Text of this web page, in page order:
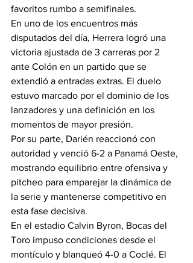
favoritos rumbo a semifinales.
En uno de los encuentros más
disputados del día, Herrera logró una
victoria ajustada de 3 carreras por 2
ante Colón en un partido que se
extendió a entradas extras. El duelo
estuvo marcado por el dominio de los
lanzadores y una definición en los
momentos de mayor presión.
Por su parte, Darién reaccionó con
autoridad y venció 6-2 a Panamá Oeste,
mostrando equilibrio entre ofensiva y
pitcheo para emparejar la dinámica de
la serie y mantenerse competitivo en
esta fase decisiva.
En el estadio Calvin Byron, Bocas del
Toro impuso condiciones desde el
montículo y blanqueó 4-0 a Coclé. El